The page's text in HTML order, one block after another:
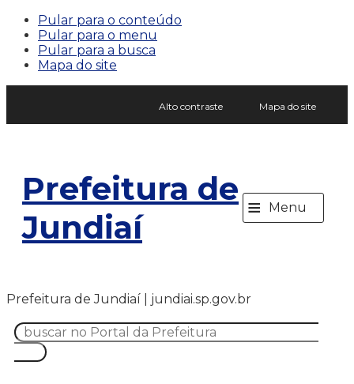
Pular para o conteúdo
Pular para o menu
Pular para a busca
Mapa do site
Alto contraste Mapa do site
Prefeitura de
Jundiaí
≡ Menu
Prefeitura de Jundiaí | jundiai.sp.gov.br